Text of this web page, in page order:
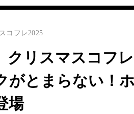
コフレ2025
クリスマスコフ
がとまらない！
場